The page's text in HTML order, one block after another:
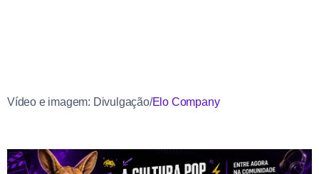
Vídeo e imagem: Divulgação/Elo Company